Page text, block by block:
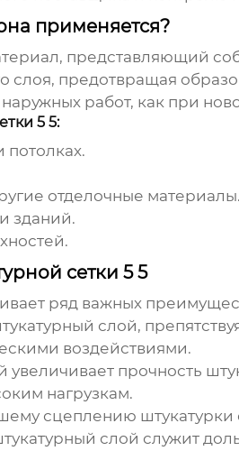
применяется?
представляющий
слоя, предотвращая
работ, как при
5 5:
потолках.
отделочные материалы.
зданий.
сетки 5 5
ряд важных
слой,
воздействиями.
прочность
нагрузкам.
сцеплению
слой служит